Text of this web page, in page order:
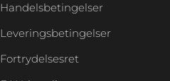
Handelsbetingelser
Leveringsbetingelser
Fortrydelsesret